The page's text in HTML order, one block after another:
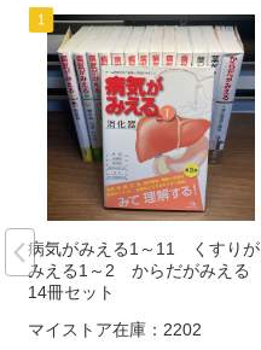
病気がみえる1～11 くすりが
みえる1～2 からだがみえる
14冊セット
マイストア在庫： 2202